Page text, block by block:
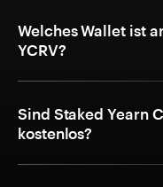
Welches Wallet ist
YCRV?
Sind Staked Yearn
kostenlos?